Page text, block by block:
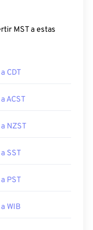
MST a estas
CDT
ACST
NZST
SST
PST
WIB